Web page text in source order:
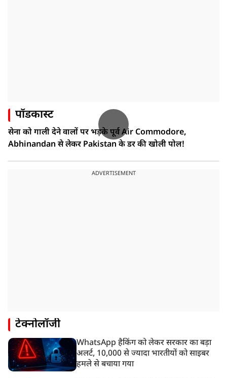
पॉडकास्ट
सेना को गाली देने वालों पर भड़के पूर्व Air Commodore,
Abhinandan से लेकर Pakistan के डर की खोली पोल!
ADVERTISEMENT
टेक्नोलॉजी
WhatsApp हैकिंग को लेकर सरकार का बड़ा
अलर्ट, 10,000 से ज्यादा भारतीयों को साइबर
हमले से बचाया गया